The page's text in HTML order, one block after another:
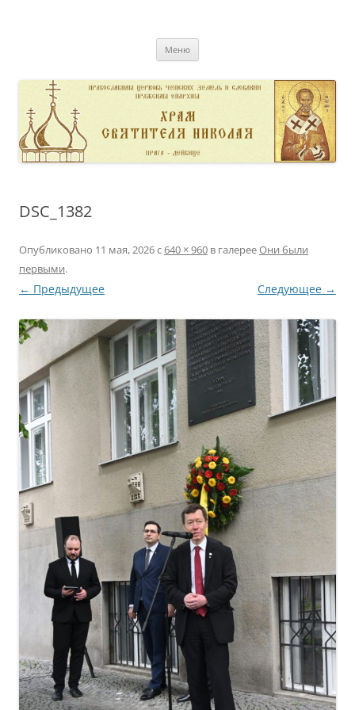
Меню
DSC_1382
Опубликовано 11 мая, 2026с640 × 960 в галерееОни были
первыми.
← Предыдущее Следующее →